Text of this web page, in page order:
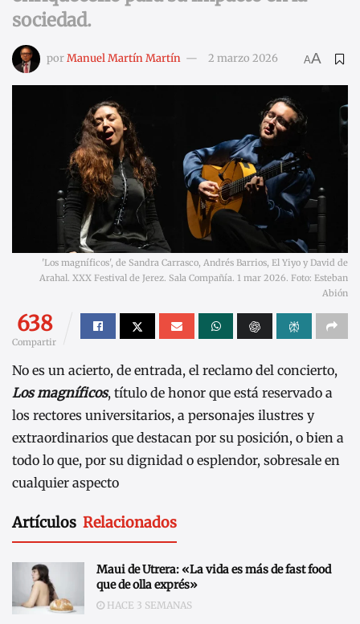
sociedad.
porManuel Martín Martín 2 marzo 2026 AA
'Los magníficos', de Sandra Carrasco, Andrés Barrios, El Yiyo y David de
Arahal. XXX Festival de Jerez. Sala Compañía. 1 mar 2026. Foto: Esteban
Abión
638
Compartir
No es un acierto, de entrada, el reclamo del concierto,
Los magníficos, título de honor que está reservado a
los rectores universitarios, a personajes ilustres y
extraordinarios que destacan por su posición, o bien a
todo lo que, por su dignidad o esplendor, sobresale en
cualquier aspecto
Artículos Relacionados
Maui de Utrera: «La vida es más de fast food
que de olla exprés»
HACE 3 SEMANAS